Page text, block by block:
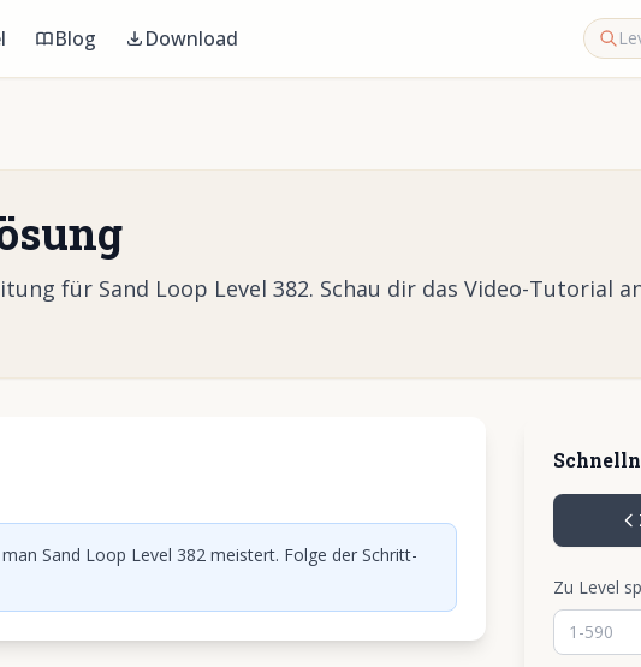
Blog Download
für Sand Loop Level 382. Schau dir das Video-Tutorial
abzuspielen
Sand Loop Level 382 meistert. Folge der Schritt-
Zu Level